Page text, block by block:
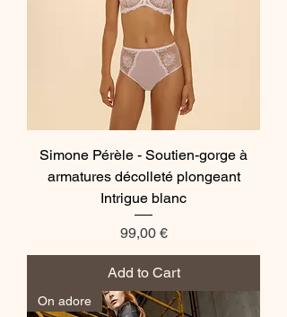
Simone Pérèle - Soutien-gorge à
armatures décolleté plongeant
Intrigue blanc
Price
99,00 €
Add to Cart
On adore